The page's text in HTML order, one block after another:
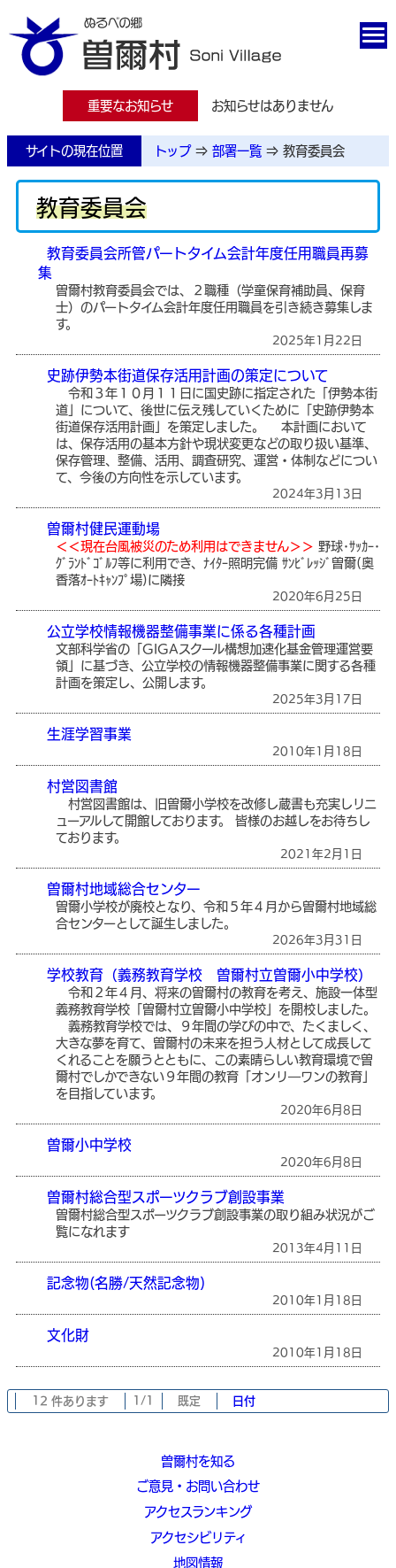
重要なお知らせ お知らせはありません
サイトの現在位置 トップ ⇒ 部署一覧 ⇒ 教育委員会
教育委員会
教育委員会所管パートタイム会計年度任用職員再募
集
曽爾村教育委員会では、２職種（学童保育補助員、保育
士）のパートタイム会計年度任用職員を引き続き募集しま
す。
2025年1月22日
史跡伊勢本街道保存活用計画の策定について
令和３年１０月１１日に国史跡に指定された「伊勢本街
道」について、後世に伝え残していくために「史跡伊勢本
街道保存活用計画」を策定しました。 本計画において
は、保存活用の基本方針や現状変更などの取り扱い基準、
保存管理、整備、活用、調査研究、運営・体制などについ
て、今後の方向性を示しています。
2024年3月13日
曽爾村健民運動場
＜＜現在台風被災のため利用はできません＞＞ 野球･ｻｯｶｰ･
ｸﾞﾗﾝﾄﾞｺﾞﾙﾌ等に利用でき、ﾅｲﾀｰ照明完備 ｻﾝﾋﾞﾚｯｼﾞ曽爾(奥
香落ｵｰﾄｷｬﾝﾌﾟ場)に隣接
2020年6月25日
公立学校情報機器整備事業に係る各種計画
文部科学省の「GIGAスクール構想加速化基金管理運営要
領」に基づき、公立学校の情報機器整備事業に関する各種
計画を策定し、公開します。
2025年3月17日
生涯学習事業
2010年1月18日
村営図書館
村営図書館は、旧曽爾小学校を改修し蔵書も充実しリニ
ューアルして開館しております。 皆様のお越しをお待ちし
ております。
2021年2月1日
曽爾村地域総合センター
曽爾小学校が廃校となり、令和５年４月から曽爾村地域総
合センターとして誕生しました。
2026年3月31日
学校教育（義務教育学校 曽爾村立曽爾小中学校）
令和２年４月、将来の曽爾村の教育を考え、施設一体型
義務教育学校「曽爾村立曽爾小中学校」を開校しました。
義務教育学校では、９年間の学びの中で、たくましく、
大きな夢を育て、曽爾村の未来を担う人材として成長して
くれることを願うとともに、この素晴らしい教育環境で曽
爾村でしかできない９年間の教育「オンリ―ワンの教育」
を目指しています。
2020年6月8日
曽爾小中学校
2020年6月8日
曽爾村総合型スポーツクラブ創設事業
曽爾村総合型スポーツクラブ創設事業の取り組み状況がご
覧になれます
2013年4月11日
記念物(名勝/天然記念物)
2010年1月18日
文化財
2010年1月18日
12 件あります 1/1 既定 日付
曽爾村を知る
ご意見・お問い合わせ
アクセスランキング
アクセシビリティ
地図情報